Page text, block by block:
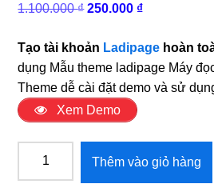
1.100.000₫ Giá
là:
1.100.000 ₫.
250.000 ₫Giá
tại
là:
250.000 ₫.
Tạo tài khoản Ladipage hoàn
dụng Mẫu theme ladipage Máy
Theme dễ cài đặt demo và sử
Xem Demo
Thêm vào giỏ hàng